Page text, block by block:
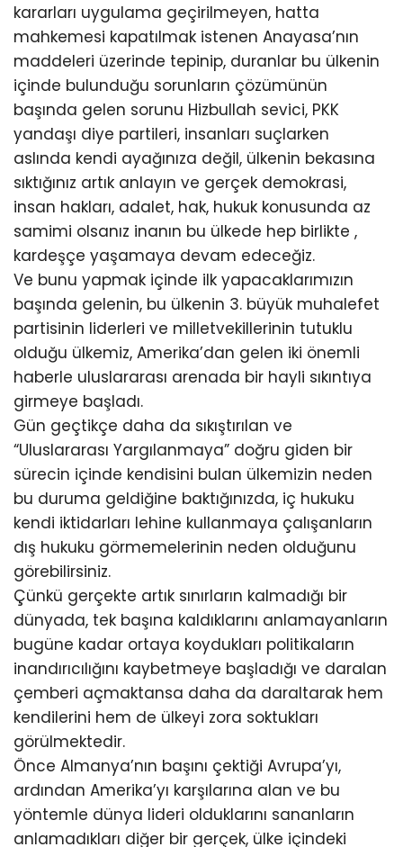
kararları uygulama geçirilmeyen, hatta
mahkemesi kapatılmak istenen Anayasa’nın
maddeleri üzerinde tepinip, duranlar bu ülkenin
içinde bulunduğu sorunların çözümünün
başında gelen sorunu Hizbullah sevici, PKK
yandaşı diye partileri, insanları suçlarken
aslında kendi ayağınıza değil, ülkenin bekasına
sıktığınız artık anlayın ve gerçek demokrasi,
insan hakları, adalet, hak, hukuk konusunda az
samimi olsanız inanın bu ülkede hep birlikte ,
kardeşçe yaşamaya devam edeceğiz.
Ve bunu yapmak içinde ilk yapacaklarımızın
başında gelenin, bu ülkenin 3. büyük muhalefet
partisinin liderleri ve milletvekillerinin tutuklu
olduğu ülkemiz, Amerika’dan gelen iki önemli
haberle uluslararası arenada bir hayli sıkıntıya
girmeye başladı.
Gün geçtikçe daha da sıkıştırılan ve
“Uluslararası Yargılanmaya” doğru giden bir
sürecin içinde kendisini bulan ülkemizin neden
bu duruma geldiğine baktığınızda, iç hukuku
kendi iktidarları lehine kullanmaya çalışanların
dış hukuku görmemelerinin neden olduğunu
görebilirsiniz.
Çünkü gerçekte artık sınırların kalmadığı bir
dünyada, tek başına kaldıklarını anlamayanların
bugüne kadar ortaya koydukları politikaların
inandırıcılığını kaybetmeye başladığı ve daralan
çemberi açmaktansa daha da daraltarak hem
kendilerini hem de ülkeyi zora soktukları
görülmektedir.
Önce Almanya’nın başını çektiği Avrupa’yı,
ardından Amerika’yı karşılarına alan ve bu
yöntemle dünya lideri olduklarını sananların
anlamadıkları diğer bir gerçek, ülke içindeki